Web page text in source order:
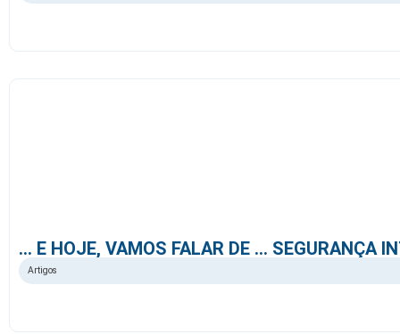
… E HOJE, VAMOS FALAR DE … SEGURANÇA
Artigos